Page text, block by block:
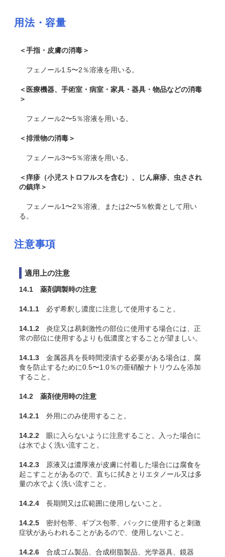
用法・容量
＜手指・皮膚の消毒＞
フェノール1.5〜2％溶液を用いる。
＜医療機器、手術室・病室・家具・器具・物品などの消毒
＞
フェノール2〜5％溶液を用いる。
＜排泄物の消毒＞
フェノール3〜5％溶液を用いる。
＜痒疹（小児ストロフルスを含む）、じん麻疹、虫さされ
の鎮痒＞
フェノール1〜2％溶液、または2〜5％軟膏として用い
る。
注意事項
適用上の注意
14.1 薬剤調製時の注意
14.1.1 必ず希釈し濃度に注意して使用すること。
14.1.2 炎症又は易刺激性の部位に使用する場合には、正
常の部位に使用するよりも低濃度とすることが望ましい。
14.1.3 金属器具を長時間浸漬する必要がある場合は、腐
食を防止するために0.5〜1.0％の亜硝酸ナトリウムを添加
すること。
14.2 薬剤使用時の注意
14.2.1 外用にのみ使用すること。
14.2.2 眼に入らないように注意すること。入った場合に
は水でよく洗い流すこと。
14.2.3 原液又は濃厚液が皮膚に付着した場合には腐食を
起こすことがあるので、直ちに拭きとりエタノール又は多
量の水でよく洗い流すこと。
14.2.4 長期間又は広範囲に使用しないこと。
14.2.5 密封包帯、ギプス包帯、パックに使用すると刺激
症状があらわれることがあるので、使用しないこと。
14.2.6 合成ゴム製品、合成樹脂製品、光学器具、鏡器